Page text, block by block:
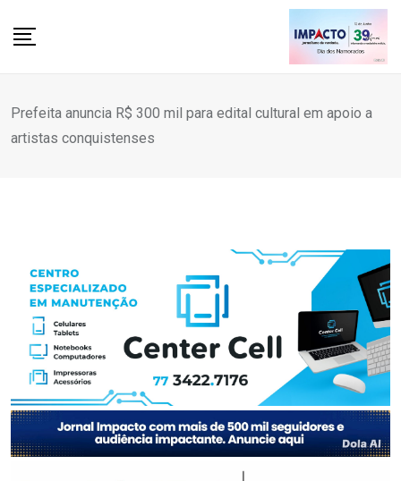
Prefeita anuncia R$ 300 mil para edital cultural em apoio a
artistas conquistenses